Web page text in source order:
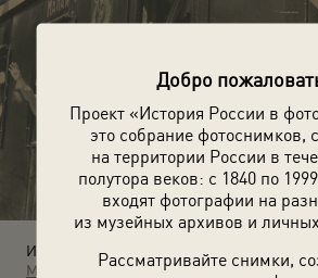
Добро
Проект «История России в
это собрание фотоснимков,
на территории России в
полутора веков: с 1840 по
входят фотографии на
из музейных архивов и
Рассматривайте снимки,
Источники:
МАММ / МДФ